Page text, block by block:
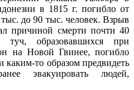
в 1815 г. погибло от
до 90 тыс. человек. Взрыв
причиной смерти почти 40
образовавшихся при
на Новой Гвинее, погибло
то образом предвидеть
эвакуировать людей,